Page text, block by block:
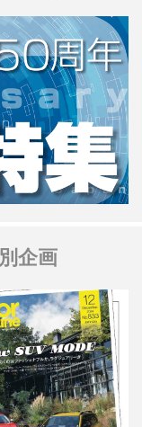
企画